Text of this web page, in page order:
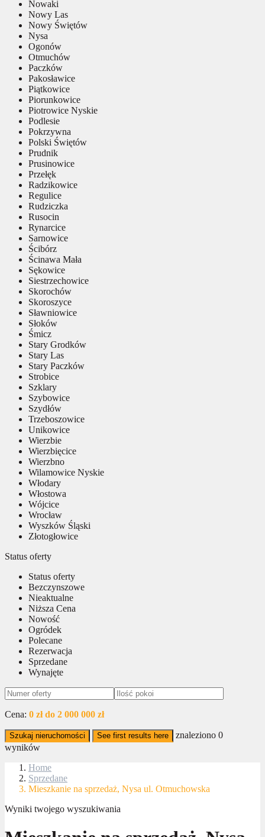
Nowaki
Nowy Las
Nowy Świętów
Nysa
Ogonów
Otmuchów
Paczków
Pakosławice
Piątkowice
Piorunkowice
Piotrowice Nyskie
Podlesie
Pokrzywna
Polski Świętów
Prudnik
Prusinowice
Przełęk
Radzikowice
Regulice
Rudziczka
Rusocin
Rynarcice
Sarnowice
Ścibórz
Ścinawa Mała
Sękowice
Siestrzechowice
Skorochów
Skoroszyce
Sławniowice
Słoków
Śmicz
Stary Grodków
Stary Las
Stary Paczków
Strobice
Szklary
Szybowice
Szydłów
Trzeboszowice
Unikowice
Wierzbie
Wierzbięcice
Wierzbno
Wilamowice Nyskie
Włodary
Włostowa
Wójcice
Wrocław
Wyszków Śląski
Złotogłowice
Status oferty
Status oferty
Bezczynszowe
Nieaktualne
Niższa Cena
Nowość
Ogródek
Polecane
Rezerwacja
Sprzedane
Wynajęte
Cena: 0 zł do 2 000 000 zł
Szukaj nieruchomości See first results here znaleziono 0
wyników
Home
Sprzedane
Mieszkanie na sprzedaż, Nysa ul. Otmuchowska
Wyniki twojego wyszukiwania